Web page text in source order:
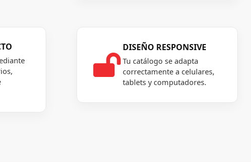

DISEÑO RESPONSIVE
Tu catálogo se adapta
correctamente a celulares,
tablets y computadores.